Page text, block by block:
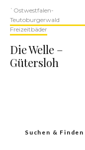
`Ostwestfalen-
Teutoburgerwald
Freizeitbäder
Die Welle –
Gütersloh
Suchen & Finden